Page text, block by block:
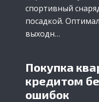
спортивный
посадкой.
выходн…
Покупка
кредитом
ошибок